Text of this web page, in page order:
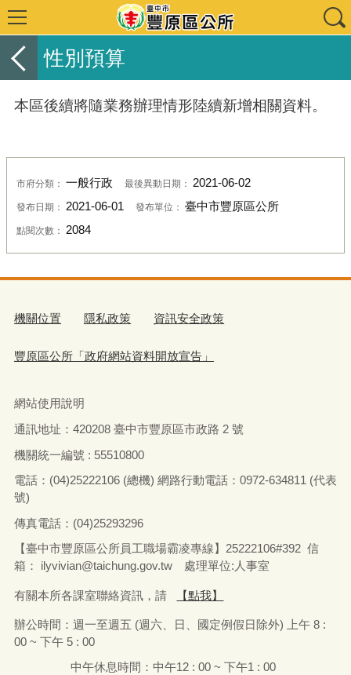
性別預算
本區後續將隨業務辦理情形陸續新增相關資料。
市府分類： 一般行政 最後異動日期： 2021-06-02
發布日期： 2021-06-01 發布單位： 臺中市豐原區公所
點閱次數： 2084
機關位置 隱私政策 資訊安全政策
豐原區公所「政府網站資料開放宣告」
網站使用說明
通訊地址： 420208 臺中市豐原區市政路 2 號
機關統一編號 : 55510800
電話： (04)25222106 (總機) 網路行動電話： 0972-634811 (代表
號)
傳真電話： (04)25293296
【臺中市豐原區公所員工職場霸凌專線】25222106#392 信
箱： ilyvivian@taichung.gov.tw處理單位:人事室
有關本所各課室聯絡資訊，請 【點我】
辦公時間： 週一至週五 (週六、日、國定例假日除外) 上午8 :
00 ~ 下午5 : 00
中午休息時間：中午12 : 00 ~ 下午1 : 00